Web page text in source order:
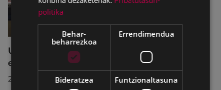
Udalbatzak 2026ko uztailaren 27an
egindako bilkuran hartutako erabakiak
2026/07/28
politika
Behar-
beharrezkoa
Errendimendua
Bideratzea Funtzionaltasuna